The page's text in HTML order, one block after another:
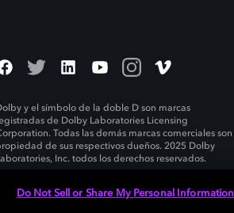
y el símbolo de la doble D son marcas
de Dolby Laboratories Licensing
Todas las demás marcas comerciales son
de sus respectivos dueños. 2025 Dolby
Inc. todos los derechos reservados.
Do Not Sell or Share My Personal Information